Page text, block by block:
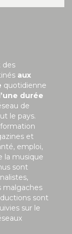
des
aux
quotidienne
durée
de
le pays.
et
emploi,
la musique
sont
malgaches
sont
sur le